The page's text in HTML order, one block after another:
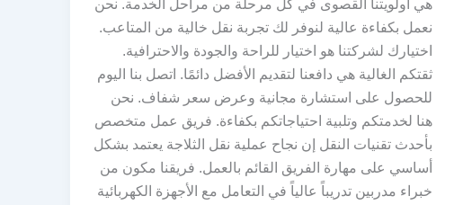
هي أولويتنا القصوى في كل مرحلة من مراحل الخدمة. نحن
نعمل بكفاءة عالية لنوفر لك تجربة نقل خالية من المتاعب.
اختيارك لشركتنا هو اختيار للراحة والجودة والاحترافية.
ثقتكم الغالية هي دافعنا لتقديم الأفضل دائمًا. اتصل بنا اليوم
للحصول على استشارة مجانية وعرض سعر شفاف. نحن
هنا لخدمتكم وتلبية احتياجاتكم بكفاءة. فريق عمل متخصص
بأحدث تقنيات النقل إن نجاح عملية نقل الثلاجة يعتمد بشكل
أساسي على مهارة الفريق القائم بالعمل. فريقنا مكون من
خبراء مدربين تدريباً عالياً في التعامل مع الأجهزة الكهربائية